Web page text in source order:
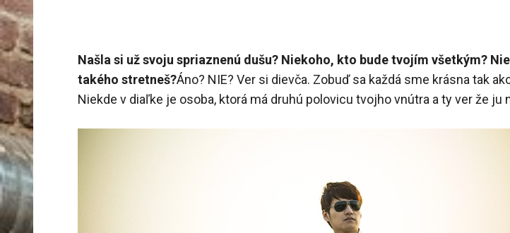
Našla si už svoju spriaznenú dušu? Niekoho, kto bude tvojím všetkým?
takého stretneš?Áno? NIE? Ver si dievča. Zobuď sa každá sme krásna tak
Niekde v diaľke je osoba, ktorá má druhú polovicu tvojho vnútra a ty ver že ju